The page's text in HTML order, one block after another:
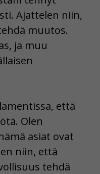
Ajattelen niin,
muutos.
ja muu
että
Olen
asiat ovat
niin, että
tehdä